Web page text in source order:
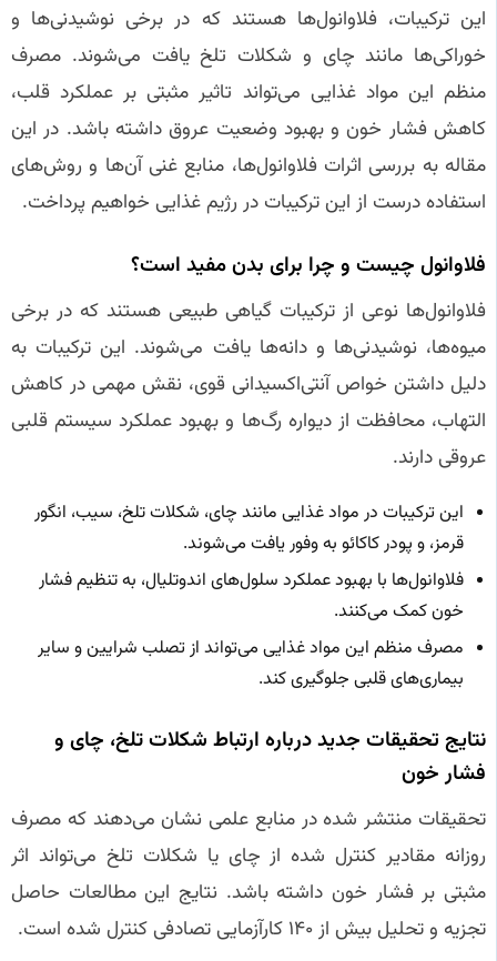
این ترکیبات، فلاوانول‌ها هستند که در برخی نوشیدنی‌ها و
خوراکی‌ها مانند چای و شکلات تلخ یافت می‌شوند. مصرف
منظم این مواد غذایی می‌تواند تاثیر مثبتی بر عملکرد قلب،
کاهش فشار خون و بهبود وضعیت عروق داشته باشد. در این
مقاله به بررسی اثرات فلاوانول‌ها، منابع غنی آن‌ها و روش‌های
استفاده‌ درست از این ترکیبات در رژیم غذایی خواهیم پرداخت.
فلاوانول چیست و چرا برای بدن مفید است؟
فلاوانول‌ها نوعی از ترکیبات گیاهی طبیعی هستند که در برخی
میوه‌ها، نوشیدنی‌ها و دانه‌ها یافت می‌شوند. این ترکیبات به
دلیل داشتن خواص آنتی‌اکسیدانی قوی، نقش مهمی در کاهش
التهاب، محافظت از دیواره رگ‌ها و بهبود عملکرد سیستم قلبی
عروقی دارند.
این ترکیبات در مواد غذایی مانند چای، شکلات تلخ، سیب، انگور
قرمز، و پودر کاکائو به وفور یافت می‌شوند.
فلاوانول‌ها با بهبود عملکرد سلول‌های اندوتلیال، به تنظیم فشار
خون کمک می‌کنند.
مصرف منظم این مواد غذایی می‌تواند از تصلب شرایین و سایر
بیماری‌های قلبی جلوگیری کند.
نتایج تحقیقات جدید درباره ارتباط شکلات تلخ، چای و
فشار خون
تحقیقات منتشر شده در منابع علمی نشان می‌دهند که مصرف
روزانه مقادیر کنترل شده از چای یا شکلات تلخ می‌تواند اثر
مثبتی بر فشار خون داشته باشد. نتایج این مطالعات حاصل
تجزیه و تحلیل بیش از ۱۴۰ کارآزمایی تصادفی کنترل شده است.